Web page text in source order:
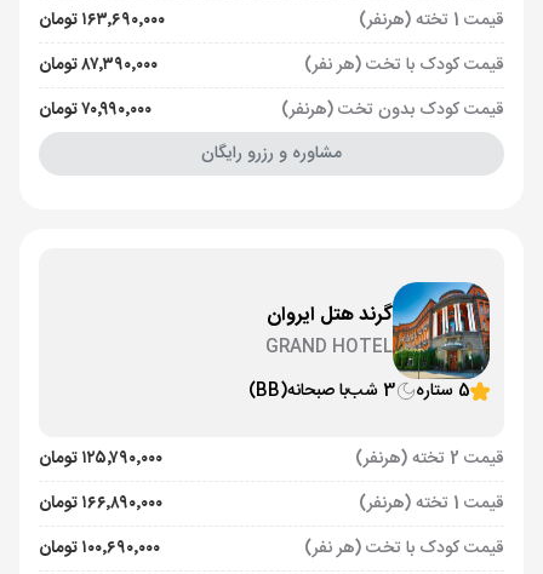
قیمت 1 تخته (هرنفر)
۱۶۳٬۶۹۰٬۰۰۰ تومان
قیمت کودک با تخت (هر نفر)
۸۷٬۳۹۰٬۰۰۰ تومان
قیمت کودک بدون تخت (هرنفر)
۷۰٬۹۹۰٬۰۰۰ تومان
مشاوره و رزرو رایگان
گرند هتل ایروان
GRAND HOTEL
5 ستاره
3 شب با صبحانه(BB)
قیمت 2 تخته (هرنفر)
۱۲۵٬۷۹۰٬۰۰۰ تومان
قیمت 1 تخته (هرنفر)
۱۶۶٬۸۹۰٬۰۰۰ تومان
قیمت کودک با تخت (هر نفر)
۱۰۰٬۶۹۰٬۰۰۰ تومان